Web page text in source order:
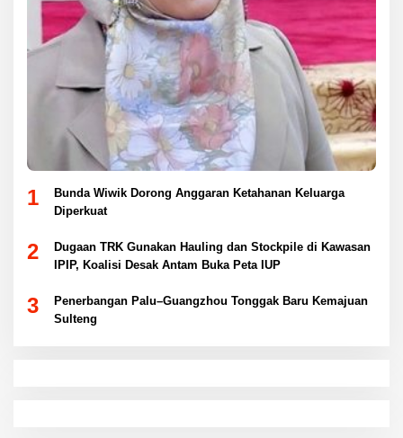
1
Bunda Wiwik Dorong Anggaran Ketahanan Keluarga
Diperkuat
2
Dugaan TRK Gunakan Hauling dan Stockpile di Kawasan
IPIP, Koalisi Desak Antam Buka Peta IUP
3
Penerbangan Palu–Guangzhou Tonggak Baru Kemajuan
Sulteng